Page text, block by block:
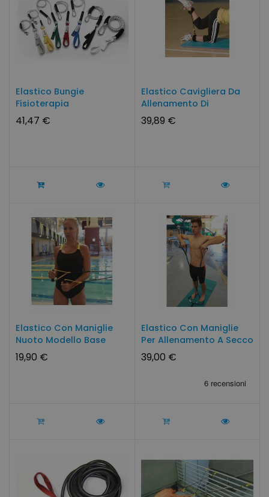
Elastico Bungie
Fisioterapia
41,47 €
Elastico Cavigliera Da
Allenamento Di
Resistenza
39,89 €
Elastico Con Maniglie
Nuoto Modello Base
19,90 €
Elastico Con Maniglie
Per Allenamento A Secco
39,00 €